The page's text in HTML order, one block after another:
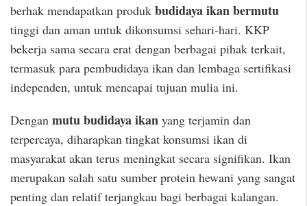
berhak mendapatkan produk budidaya ikan bermutu
tinggi dan aman untuk dikonsumsi sehari-hari. KKP
bekerja sama secara erat dengan berbagai pihak terkait,
termasuk para pembudidaya ikan dan lembaga sertifikasi
independen, untuk mencapai tujuan mulia ini.
Dengan mutu budidaya ikan yang terjamin dan
terpercaya, diharapkan tingkat konsumsi ikan di
masyarakat akan terus meningkat secara signifikan. Ikan
merupakan salah satu sumber protein hewani yang sangat
penting dan relatif terjangkau bagi berbagai kalangan.